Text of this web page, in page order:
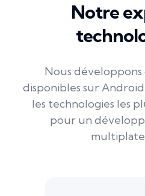
Notre
Nous développons
disponibles sur
les technologies les
pour un